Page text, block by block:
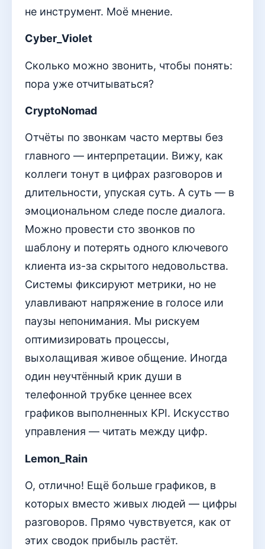
не инструмент. Моё мнение.
Cyber_Violet
Сколько можно звонить, чтобы понять:
пора уже отчитываться?
CryptoNomad
Отчёты по звонкам часто мертвы без
главного — интерпретации. Вижу, как
коллеги тонут в цифрах разговоров и
длительности, упуская суть. А суть — в
эмоциональном следе после диалога.
Можно провести сто звонков по
шаблону и потерять одного ключевого
клиента из-за скрытого недовольства.
Системы фиксируют метрики, но не
улавливают напряжение в голосе или
паузы непонимания. Мы рискуем
оптимизировать процессы,
выхолащивая живое общение. Иногда
один неучтённый крик души в
телефонной трубке ценнее всех
графиков выполненных KPI. Искусство
управления — читать между цифр.
Lemon_Rain
О, отлично! Ещё больше графиков, в
которых вместо живых людей — цифры
разговоров. Прямо чувствуется, как от
этих сводок прибыль растёт.